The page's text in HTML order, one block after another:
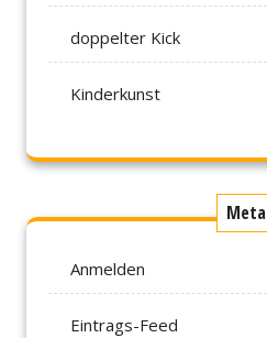
doppelter Kick
Kinderkunst
Meta
Anmelden
Eintrags-Feed